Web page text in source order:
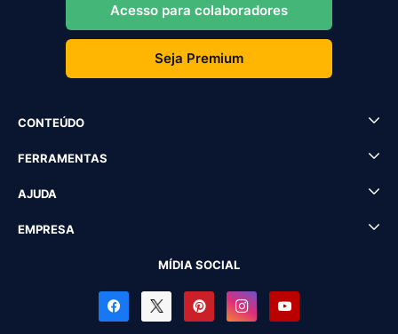
Acesso para colaboradores
Seja Premium
CONTEÚDO
FERRAMENTAS
AJUDA
EMPRESA
MÍDIA SOCIAL